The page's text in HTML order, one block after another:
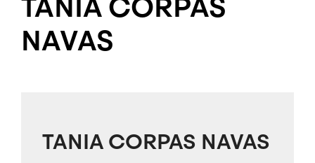
NAVAS
TANIA CORPAS NAVAS